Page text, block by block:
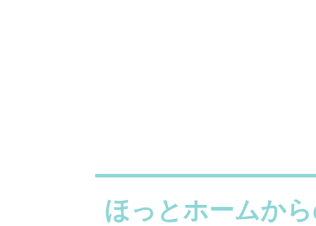
ほっとホームか